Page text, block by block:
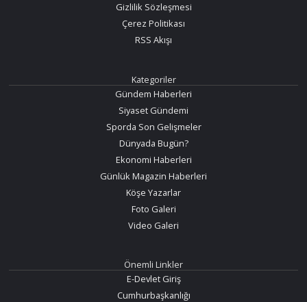
Gizlilik Sözleşmesi
Çerez Politikası
RSS Akışı
Kategoriler
Gündem Haberleri
Siyaset Gündemi
Sporda Son Gelişmeler
Dünyada Bugün?
Ekonomi Haberleri
Günlük Magazin Haberleri
Köşe Yazarlar
Foto Galeri
Video Galeri
Önemli Linkler
E-Devlet Giriş
Cumhurbaşkanlığı